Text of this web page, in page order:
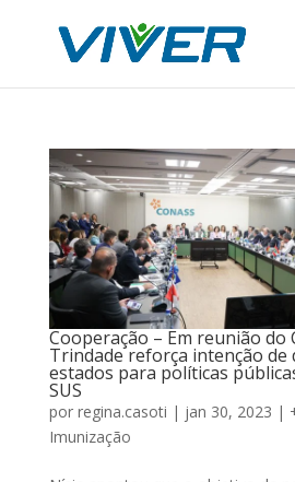
Cooperação – Em reunião do
Trindade reforça intenção de
estados para políticas
SUS
por regina.casoti | jan 30, 2023 |
Imunização